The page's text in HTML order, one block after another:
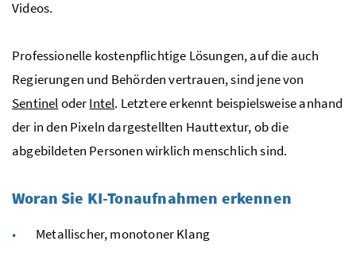
Videos.
Professionelle kostenpflichtige Lösungen, auf die auch
Regierungen und Behörden vertrauen, sind jene von
SentineloderIntel. Letztere erkennt beispielsweise anhand
der in den Pixeln dargestellten Hauttextur, ob die
abgebildeten Personen wirklich menschlich sind.
Woran Sie KI-Tonaufnahmen erkennen
Metallischer, monotoner Klang